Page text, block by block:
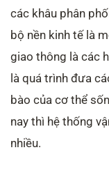
các khâu phân
bộ nền kinh tế là
giao thông là các
là quá trình đưa
bào của cơ thể
nay thì hệ thống
nhiều.